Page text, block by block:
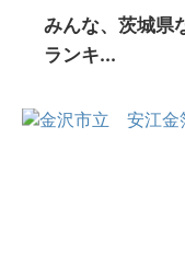
みんな、茨城県
ランキ...